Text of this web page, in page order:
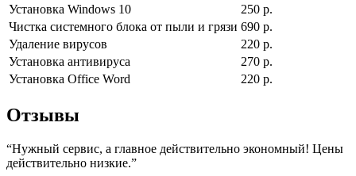
Установка Windows 10
250 р.
Чистка системного блока от пыли и грязи 690 р.
Удаление вирусов
220 р.
Установка антивируса
270 р.
Установка Office Word
220 р.
Отзывы
“Нужный сервис, а главное действительно экономный! Цены
действительно низкие.”